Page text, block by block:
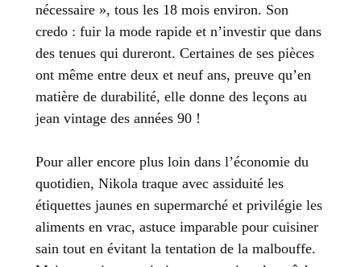
nécessaire », tous les 18 mois environ. Son
credo : fuir la mode rapide et n’investir que dans
des tenues qui dureront. Certaines de ses pièces
ont même entre deux et neuf ans, preuve qu’en
matière de durabilité, elle donne des leçons au
jean vintage des années 90 !
Pour aller encore plus loin dans l’économie du
quotidien, Nikola traque avec assiduité les
étiquettes jaunes en supermarché et privilégie les
aliments en vrac, astuce imparable pour cuisiner
sain tout en évitant la tentation de la malbouffe.